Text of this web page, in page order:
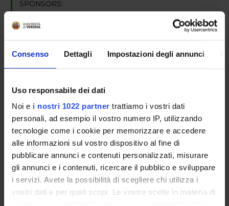
Consenso Dettagli Impostazioni degli annunci
Uso responsabile dei dati
Noi e i nostri 1022 partner trattiamo i vostri dati
personali, ad esempio il vostro numero IP, utilizzando
tecnologie come i cookie per memorizzare e accedere
alle informazioni sul vostro dispositivo al fine di
pubblicare annunci e contenuti personalizzati, misurare
gli annunci e i contenuti, ricercare il pubblico e sviluppare
i servizi. Avete la possibilità di scegliere chi utilizza i
vostri dati e per quali scopi. Le vostre scelte in materia di
SPONSORS:
SIEMENS HEALTHCARE DIAGNOSTICS SRL
Full Professor
ACTIVITIES
RESEARCH AREAS